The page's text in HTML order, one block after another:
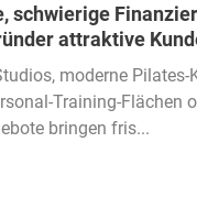
schwierige
attraktive
moderne Pilates-
Training-Flächen
bringen fris...